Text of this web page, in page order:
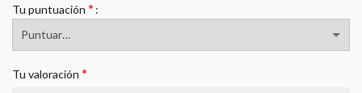
Tu puntuación *
Tu valoración *